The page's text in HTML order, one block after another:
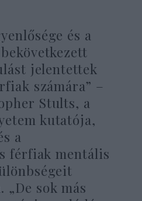
és a
jelentettek
számára” –
Stults, a
kutatója,
a
férfiak mentális
„De sok más